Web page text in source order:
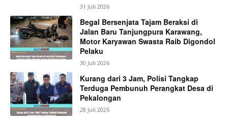
31 Juli 2026
Begal Bersenjata Tajam Beraksi di
Jalan Baru Tanjungpura Karawang,
Motor Karyawan Swasta Raib Digondol
Pelaku
30 Juli 2026
Kurang dari 3 Jam, Polisi Tangkap
Terduga Pembunuh Perangkat Desa di
Pekalongan
28 Juli 2026